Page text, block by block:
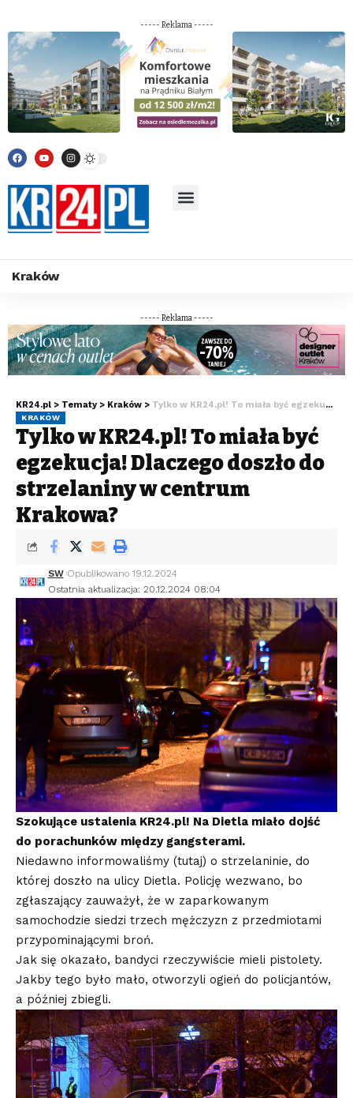
----- Reklama -----
Kraków
----- Reklama -----
KR24.pl > Tematy > Kraków > Tylko w KR24.pl! To miała być egzekucja! Dlaczego doszło do strzelaniny w centrum Krakowa?
KRAKÓW
Tylko w KR24.pl! To miała być
egzekucja! Dlaczego doszło do
strzelaniny w centrum
Krakowa?
Ostatnia aktualizacja: 20.12.2024 08:04
SW Opublikowano 19.12.2024
Szokujące ustalenia KR24.pl! Na Dietla miało dojść
do porachunków między gangsterami.
Niedawno informowaliśmy (tutaj) o strzelaninie, do
której doszło na ulicy Dietla. Policję wezwano, bo
zgłaszający zauważył, że w zaparkowanym
samochodzie siedzi trzech mężczyzn z przedmiotami
przypominającymi broń.
Jak się okazało, bandyci rzeczywiście mieli pistolety.
Jakby tego było mało, otworzyli ogień do policjantów,
a później zbiegli.